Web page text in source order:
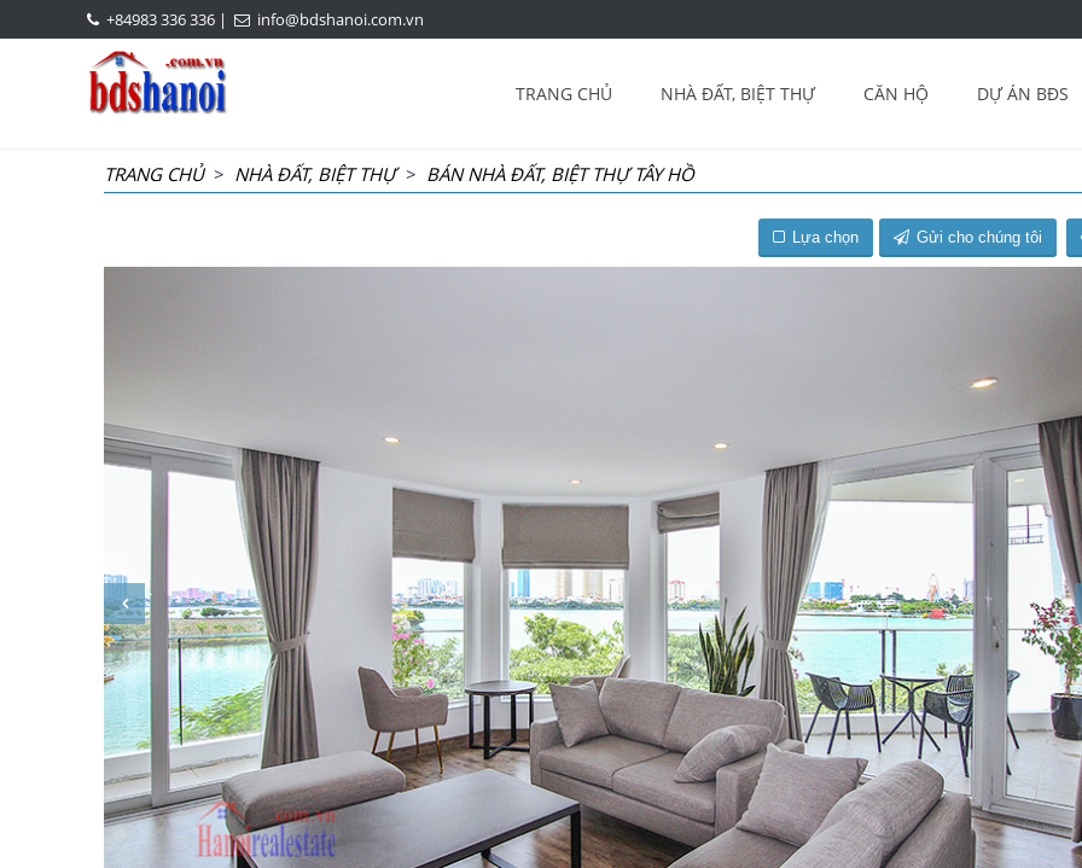
+84983 336 336 | info@bdshanoi.com.vn
TRANG CHỦ NHÀ ĐẤT, BIỆT THỰ CĂN HỘ DỰ ÁN BĐS
TRANG CHỦ> NHÀ ĐẤT, BIỆT THỰ> BÁN NHÀ ĐẤT, BIỆT THỰ TÂY HỒ
Lựa chọn Gửi cho chúng tôi